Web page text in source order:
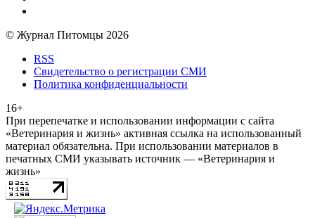
© Журнал Питомцы 2026
RSS
Свидетельство о регистрации СМИ
Политика конфиденциальности
16+
При перепечатке и использовании информации с сайта
«Ветеринария и жизнь» активная ссылка на использованный
материал обязательна. При использовании материалов в
печатных СМИ указывать источник — «Ветеринария и
жизнь»